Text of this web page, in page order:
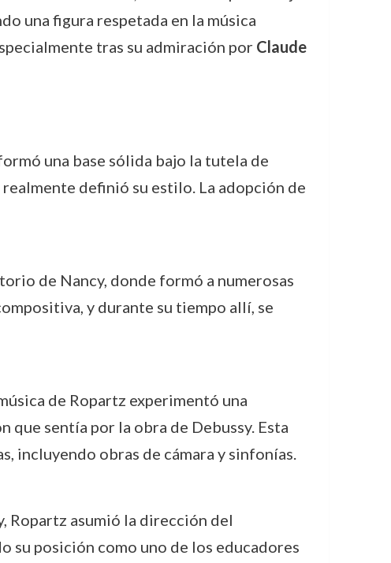
una figura respetada en la música
tras su admiración por Claude
una base sólida bajo la tutela de
definió su estilo. La adopción de
de Nancy, donde formó a numerosas
y durante su tiempo allí, se
de Ropartz experimentó una
sentía por la obra de Debussy. Esta
incluyendo obras de cámara y sinfonías.
Ropartz asumió la dirección del
su posición como uno de los educadores